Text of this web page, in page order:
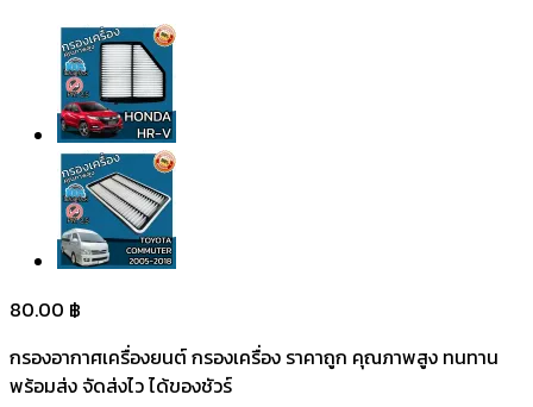
80.00 ฿
กรองอากาศเครื่องยนต์ กรองเครื่อง ราคาถูก คุณภาพสูง ทนทาน
พร้อมส่ง จัดส่งไว ได้ของชัวร์